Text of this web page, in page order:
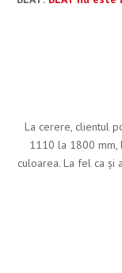
La cerere, clientul
1110 la 1800 mm,
culoarea. La fel ca și